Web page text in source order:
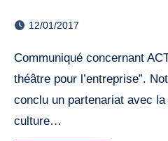
12/01/2017
Communiqué concernant ACTE “Action culture et
théâtre pour l’entreprise”.
conclu un partenariat avec
culture…